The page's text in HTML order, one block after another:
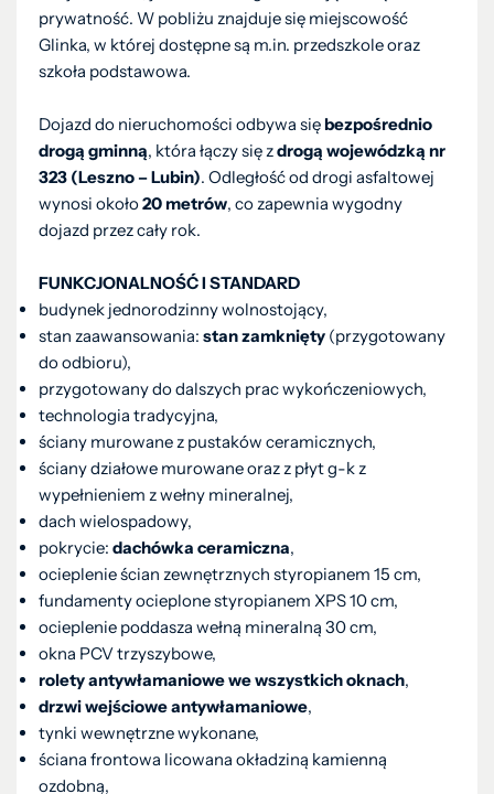
prywatność. W pobliżu znajduje się miejscowość
Glinka, w której dostępne są m.in. przedszkole oraz
szkoła podstawowa.
Dojazd do nieruchomości odbywa siębezpośrednio
drogą gminną, która łączy się zdrogą wojewódzką nr
323 (Leszno – Lubin). Odległość od drogi asfaltowej
wynosi około20 metrów, co zapewnia wygodny
dojazd przez cały rok.
FUNKCJONALNOŚĆ I STANDARD
budynek jednorodzinny wolnostojący,
stan zaawansowania: stan zamknięty (przygotowany
do odbioru),
przygotowany do dalszych prac wykończeniowych,
technologia tradycyjna,
ściany murowane z pustaków ceramicznych,
ściany działowe murowane oraz z płyt g-k z
wypełnieniem z wełny mineralnej,
dach wielospadowy,
pokrycie: dachówka ceramiczna,
ocieplenie ścian zewnętrznych styropianem 15 cm,
fundamenty ocieplone styropianem XPS 10 cm,
ocieplenie poddasza wełną mineralną 30 cm,
okna PCV trzyszybowe,
rolety antywłamaniowe we wszystkich oknach,
drzwi wejściowe antywłamaniowe,
tynki wewnętrzne wykonane,
ściana frontowa licowana okładziną kamienną
ozdobną,